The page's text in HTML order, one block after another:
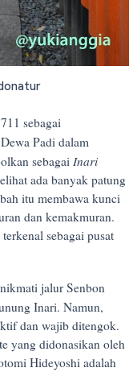
sebagai
Padi dalam
sebagai Inari
ada banyak patung
itu membawa kunci
dan kemakmuran.
sebagai pusat
jalur Senbon
Inari. Namun,
dan wajib ditengok.
yang didonasikan oleh
Hideyoshi adalah